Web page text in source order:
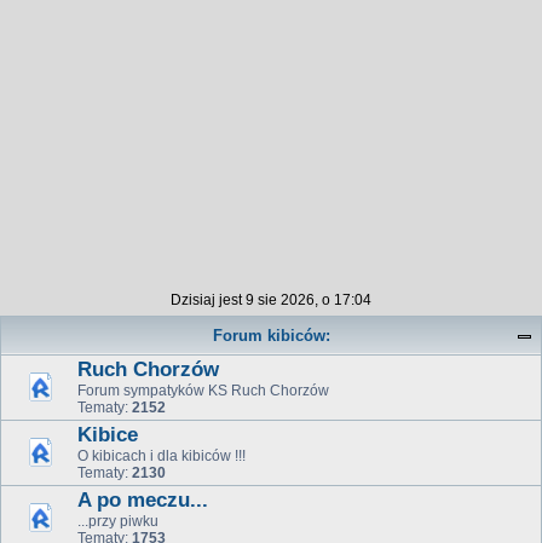
Dzisiaj jest 9 sie 2026, o 17:04
Forum kibiców:
Ruch Chorzów
Forum sympatyków KS Ruch Chorzów
Tematy: 2152
Kibice
O kibicach i dla kibiców !!!
Tematy: 2130
A po meczu...
...przy piwku
Tematy: 1753